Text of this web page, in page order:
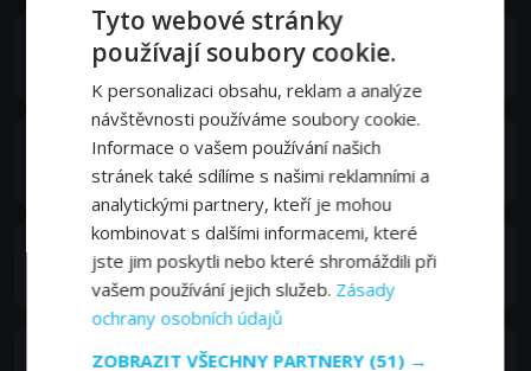
Devon Terrell
Ron Livingston
Henry Wright
Linda Emond
Barbara
Matreya Scarrwener
Tyto webové stránky
používají soubory cookie.
K personalizaci obsahu, reklam a analýze
návštěvnosti používáme soubory cookie.
Informace o vašem používání našich
stránek také sdílíme s našimi reklamními a
analytickými partnery, kteří je mohou
kombinovat s dalšími informacemi, které
jste jim poskytli nebo které shromáždili při
vašem používání jejich služeb. Zásady
ochrany osobních údajů
ZOBRAZIT VŠECHNY PARTNERY (51) →